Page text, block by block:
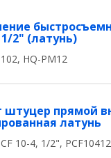
2" (латунь)
HQ-PM12
штуцер прямой
латунь
10-4, 1/2", PCF10412